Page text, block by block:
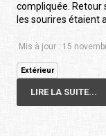
compliquée. Retour
les sourires étaient
Mis à jour : 15
Extérieur
LIRE LA SUITE...